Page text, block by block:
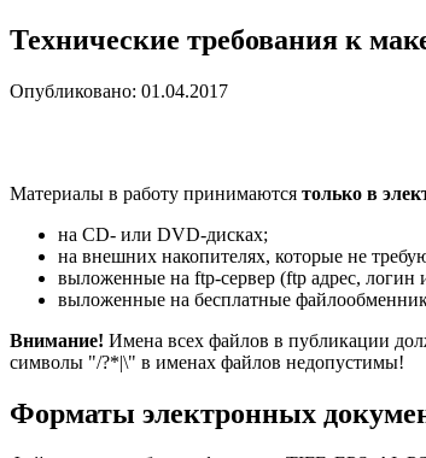
Технические требования к
Опубликовано: 01.04.2017
Материалы в работу принимаются только в
на CD- или DVD-дисках;
на внешних накопителях, которые не
выложенные на ftp-сервер (ftp адрес, логин
выложенные на бесплатные
Внимание! Имена всех файлов в публикации
символы "/?*|\" в именах файлов недопустимы!
Форматы электронных